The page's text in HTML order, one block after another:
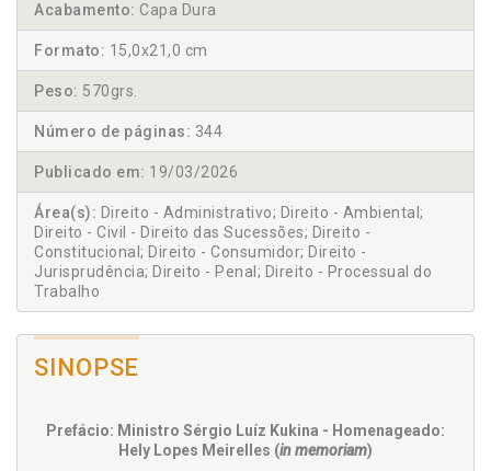
Acabamento: Capa Dura
Formato: 15,0x21,0 cm
Peso: 570grs.
Número de páginas: 344
Publicado em: 19/03/2026
Área(s): Direito - Administrativo; Direito - Ambiental;
Direito - Civil - Direito das Sucessões; Direito -
Constitucional; Direito - Consumidor; Direito -
Jurisprudência; Direito - Penal; Direito - Processual do
Trabalho
SINOPSE
Prefácio: Ministro Sérgio Luíz Kukina - Homenageado:
Hely Lopes Meirelles (in memoriam)